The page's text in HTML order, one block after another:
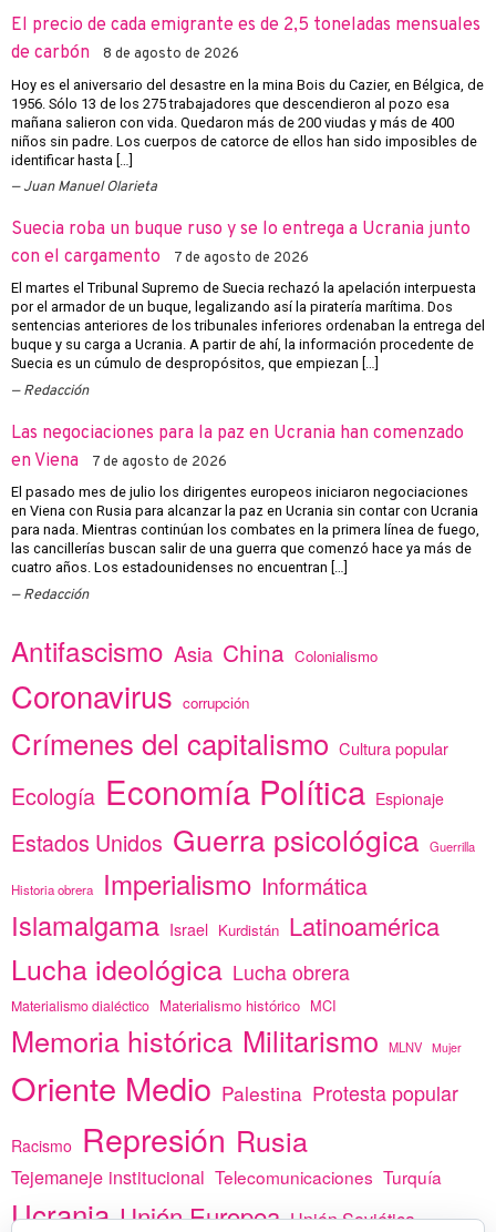
El precio de cada emigrante es de 2,5 toneladas mensuales
de carbón
8 de agosto de 2026
Hoy es el aniversario del desastre en la mina Bois du Cazier, en Bélgica, de
1956. Sólo 13 de los 275 trabajadores que descendieron al pozo esa
mañana salieron con vida. Quedaron más de 200 viudas y más de 400
niños sin padre. Los cuerpos de catorce de ellos han sido imposibles de
identificar hasta […]
Juan Manuel Olarieta
Suecia roba un buque ruso y se lo entrega a Ucrania junto
con el cargamento
7 de agosto de 2026
El martes el Tribunal Supremo de Suecia rechazó la apelación interpuesta
por el armador de un buque, legalizando así la piratería marítima. Dos
sentencias anteriores de los tribunales inferiores ordenaban la entrega del
buque y su carga a Ucrania. A partir de ahí, la información procedente de
Suecia es un cúmulo de despropósitos, que empiezan […]
Redacción
Las negociaciones para la paz en Ucrania han comenzado
en Viena
7 de agosto de 2026
El pasado mes de julio los dirigentes europeos iniciaron negociaciones
en Viena con Rusia para alcanzar la paz en Ucrania sin contar con Ucrania
para nada. Mientras continúan los combates en la primera línea de fuego,
las cancillerías buscan salir de una guerra que comenzó hace ya más de
cuatro años. Los estadounidenses no encuentran […]
Redacción
Antifascismo Asia China Colonialismo
Coronavirus corrupción
Crímenes del capitalismo Cultura popular
Ecología Economía Política Espionaje
Estados Unidos Guerra psicológica Guerrilla
Historia obrera Imperialismo Informática
Islamalgama Israel Kurdistán Latinoamérica
Lucha ideológica Lucha obrera
Materialismo dialéctico Materialismo histórico MCI
Memoria histórica Militarismo MLNV Mujer
Oriente Medio Palestina Protesta popular
Racismo Represión Rusia
Tejemaneje institucional Telecomunicaciones Turquía
Ucrania Unión Europea Unión Soviética